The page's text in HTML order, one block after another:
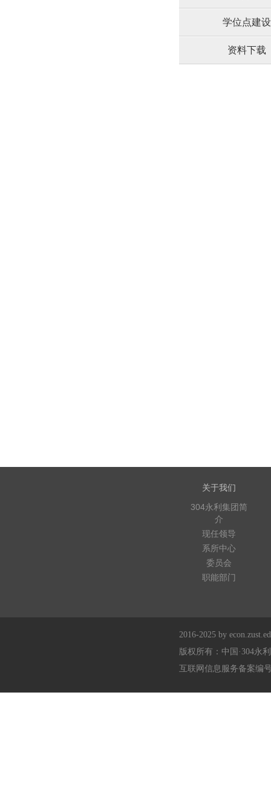
学位点建设
资料下载
关于我们
304永利集团简
介
现任领导
系所中心
委员会
职能部门
2016-2025 by
版权所有：中国·304永
互联网信息服务备案编